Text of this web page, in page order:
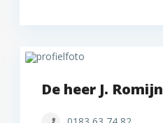
De heer J. Romijn